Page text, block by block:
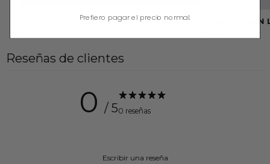
ELLA MAXI TOTE BAG AGATAGREEN
Reseñas de clientes
0 / 50 reseñas
Escribir una reseña
Prefiero pagar el precio normal.